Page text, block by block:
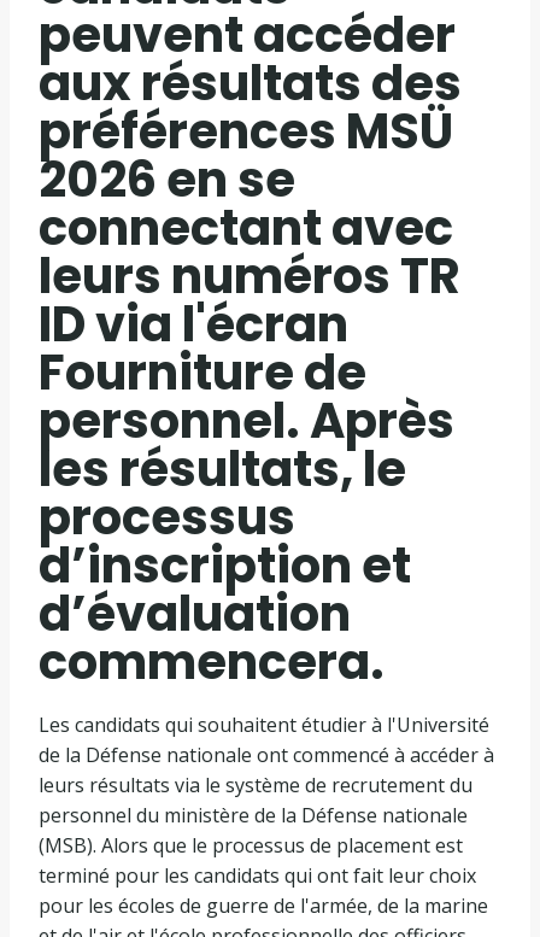
peuvent accéder
aux résultats des
préférences MSÜ
2026 en se
connectant avec
leurs numéros TR
ID via l'écran
Fourniture de
personnel. Après
les résultats, le
processus
d’inscription et
d’évaluation
commencera.
Les candidats qui souhaitent étudier à l'Université
de la Défense nationale ont commencé à accéder à
leurs résultats via le système de recrutement du
personnel du ministère de la Défense nationale
(MSB). Alors que le processus de placement est
terminé pour les candidats qui ont fait leur choix
pour les écoles de guerre de l'armée, de la marine